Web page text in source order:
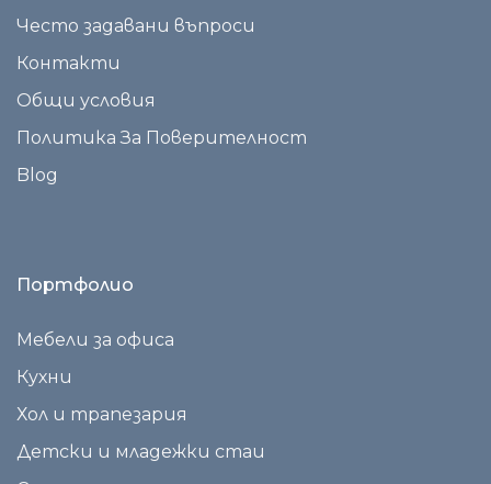
Често задавани въпроси
Контакти
Общи условия
Политика За Поверителност
Blog
Портфолио
Мебели за офиса
Кухни
Хол и трапезария
Детски и младежки стаи